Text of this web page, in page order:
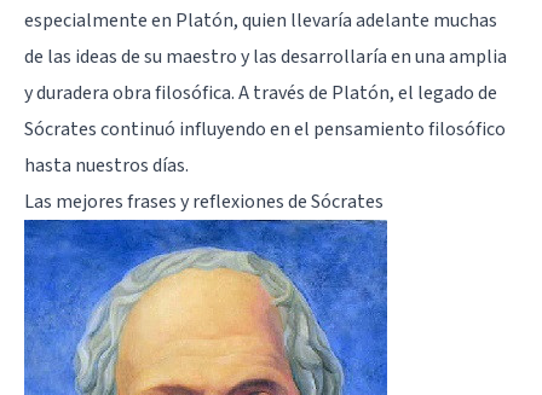
especialmente en Platón, quien llevaría adelante muchas
de las ideas de su maestro y las desarrollaría en una amplia
y duradera obra filosófica. A través de Platón, el legado de
Sócrates continuó influyendo en el pensamiento filosófico
hasta nuestros días.
Las mejores frases y reflexiones de Sócrates